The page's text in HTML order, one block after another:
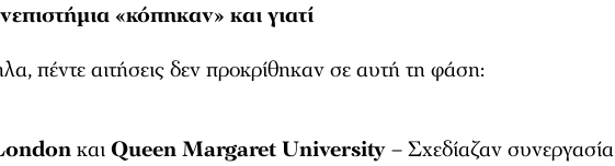
«κόπηκαν» και γιατί
πέντε αιτήσεις δεν προκρίθηκαν σε αυτή τη φάση:
καιQueen Margaret University– Σχεδίαζαν συνεργασία